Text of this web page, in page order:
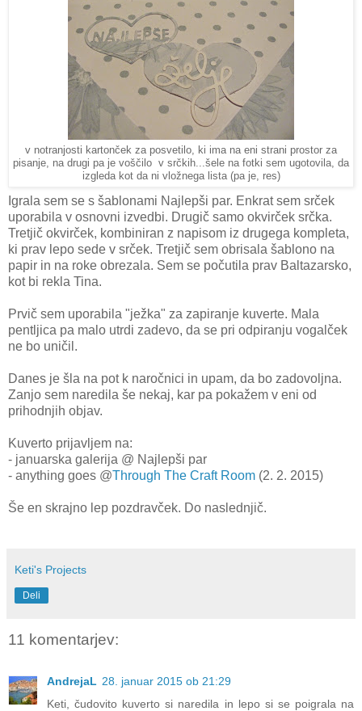
v notranjosti kartonček za posvetilo, ki ima na eni strani prostor za
pisanje, na drugi pa je voščilo v srčkih...šele na fotki sem ugotovila, da
izgleda kot da ni vložnega lista (pa je, res)
Igrala sem se s šablonami Najlepši par. Enkrat sem srček
uporabila v osnovni izvedbi. Drugič samo okvirček srčka.
Tretjič okvirček, kombiniran z napisom iz drugega kompleta,
ki prav lepo sede v srček. Tretjič sem obrisala šablono na
papir in na roke obrezala. Sem se počutila prav Baltazarsko,
kot bi rekla Tina.
Prvič sem uporabila "ježka" za zapiranje kuverte. Mala
pentljica pa malo utrdi zadevo, da se pri odpiranju vogalček
ne bo uničil.
Danes je šla na pot k naročnici in upam, da bo zadovoljna.
Zanjo sem naredila še nekaj, kar pa pokažem v eni od
prihodnjih objav.
Kuverto prijavljem na:
- januarska galerija @ Najlepši par
- anything goes @Through The Craft Room (2. 2. 2015)
Še en skrajno lep pozdravček. Do naslednjič.
Keti's Projects
Deli
11 komentarjev:
AndrejaL 28. januar 2015 ob 21:29
Keti, čudovito kuverto si naredila in lepo si se poigrala na